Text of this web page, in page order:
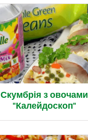
Скумбрія з овочами
"Калейдоскоп"